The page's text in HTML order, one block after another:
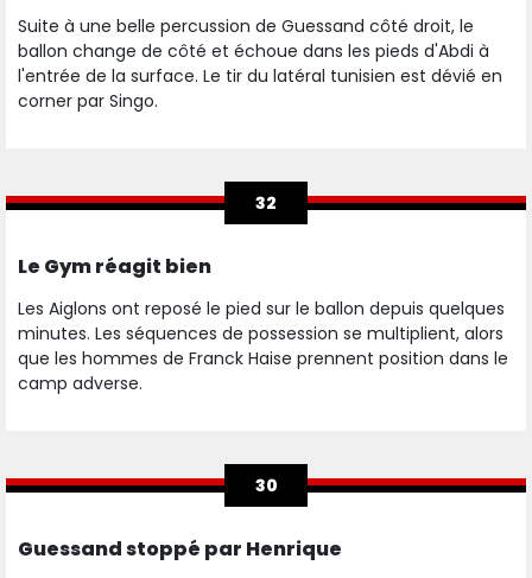
Suite à une belle percussion de Guessand côté droit, le
ballon change de côté et échoue dans les pieds d'Abdi à
l'entrée de la surface. Le tir du latéral tunisien est dévié en
corner par Singo.
32
Le Gym réagit bien
Les Aiglons ont reposé le pied sur le ballon depuis quelques
minutes. Les séquences de possession se multiplient, alors
que les hommes de Franck Haise prennent position dans le
camp adverse.
30
Guessand stoppé par Henrique